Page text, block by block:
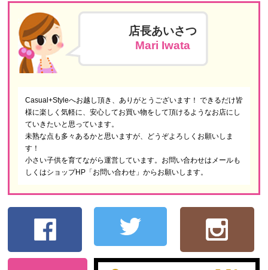
店長あいさつ
Mari Iwata
Casual+Styleへお越し頂き、ありがとうございます！ できるだけ皆
様に楽しく気軽に、安心してお買い物をして頂けるようなお店にし
ていきたいと思っています。
未熟な点も多々あるかと思いますが、どうぞよろしくお願いしま
す！
小さい子供を育てながら運営しています。お問い合わせはメールも
しくはショップHP「お問い合わせ」からお願いします。